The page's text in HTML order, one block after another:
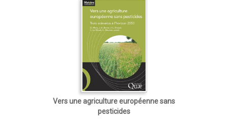
Vers une agriculture européenne sans
pesticides